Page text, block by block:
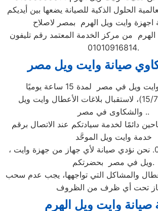
الحلول الذكية للصيانة يضعها بين أيديكم
وايت ويل الهرم بمصر لاصلاح
من مركز الخدمة المعتمد رقم تليفون
01010916814.
صيانة وايت ويل مصر
وطوال أسبوع (15/7)، لاستقبال بلاغات الأعطال وايت ويل
والشكاوى في مصر ..
دائمًا لخدمة سيادتكم عند الاتصال برقم
خدمة وايت ويل الموحَّد
، وهو 01154008110. نحن نؤدي صيانة لأي جهاز من جهزة وايت
ويل في مصر بحضرتكم.
والمشاكل التي تواجهها، يجب عدم سحب
تحت أي ظرف من الظروف
وايت ويل الهرم